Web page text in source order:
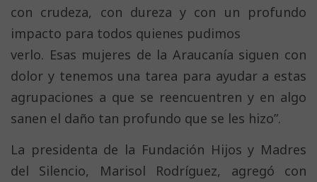
con crudeza, con dureza y con un profundo
impacto para todos quienes pudimos
verlo. Esas mujeres de la Araucanía siguen con
dolor y tenemos una tarea para ayudar a estas
agrupaciones a que se reencuentren y en algo
sanen el daño tan profundo que se les hizo”.
La presidenta de la Fundación Hijos y Madres
del Silencio, Marisol Rodríguez, agregó con